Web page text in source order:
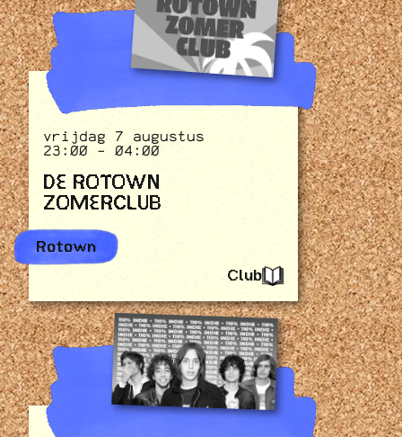
vrijdag 7 augustus
23:00 - 04:00
DE ROTOWN
ZOMERCLUB
Rotown
Club